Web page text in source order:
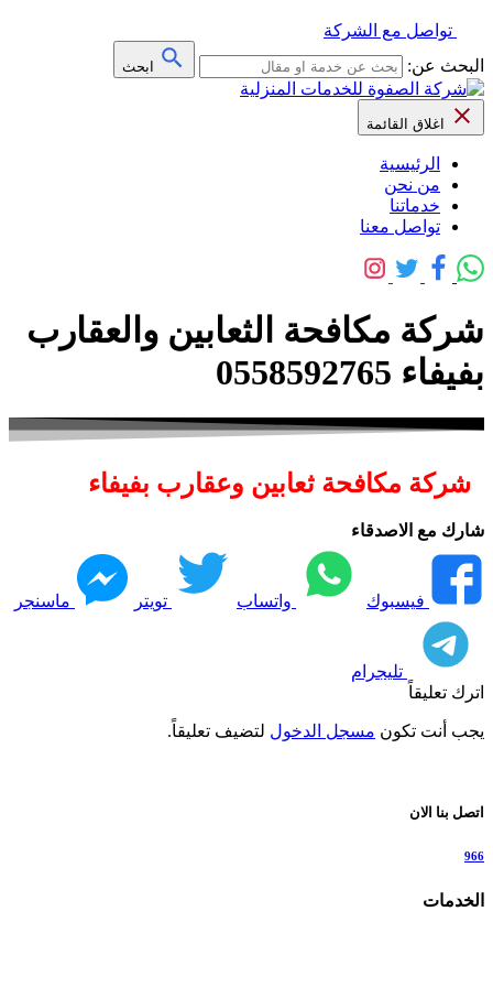
تواصل مع الشركة
البحث عن:
ابحث
اغلاق القائمة
الرئيسية
من نحن
خدماتنا
تواصل معنا
شركة مكافحة الثعابين والعقارب
بفيفاء 0558592765
شركة مكافحة ثعابين وعقارب بفيفاء
شارك مع الاصدقاء
فيسبوك واتساب تويتر ماسنجر
تليجرام
اترك تعليقاً
يجب أنت تكون مسجل الدخول لتضيف تعليقاً.
اتصل بنا الان
966
الخدمات